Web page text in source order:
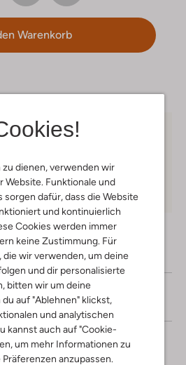
dienen, verwenden wir
Website. Funktionale und
sorgen dafür, dass die Website
und kontinuierlich
Cookies werden immer
keine Zustimmung. Für
wir verwenden, um deine
und dir personalisierte
bitten wir um deine
auf "Ablehnen" klickst,
und analytischen
kannst auch auf "Cookie-
um mehr Informationen zu
anzupassen.
Warenkorb
ab € 75 für Club-Omoda
30 TagenRückgaberecht